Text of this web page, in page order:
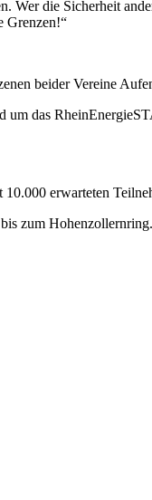
die Sicherheit
Grenzen!“
beider Vereine
das
erwarteten
zum